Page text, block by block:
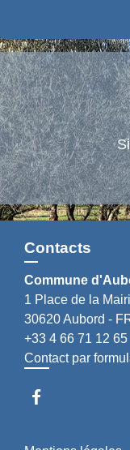
Contacts
Commune
1 Place de la
30620 Aubord -
+33 4 66 71 12 65
Contact par